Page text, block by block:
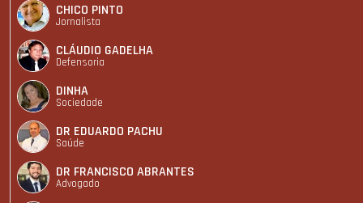
CHICO PINTO
Jornalista
CLÁUDIO GADELHA
Defensoria
DINHA
Sociedade
DR EDUARDO PACHU
Saúde
DR FRANCISCO ABRANTES
Advogado